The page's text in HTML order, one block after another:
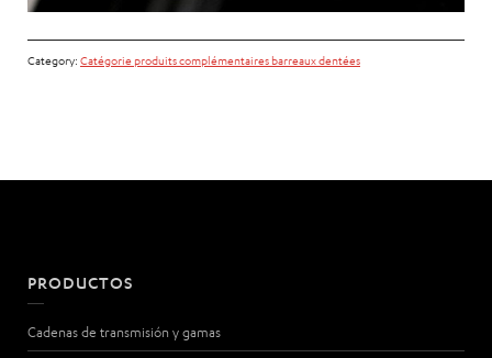
Category: Catégorie produits complémentaires barreaux dentées
PRODUCTOS
Cadenas de transmisión y gamas